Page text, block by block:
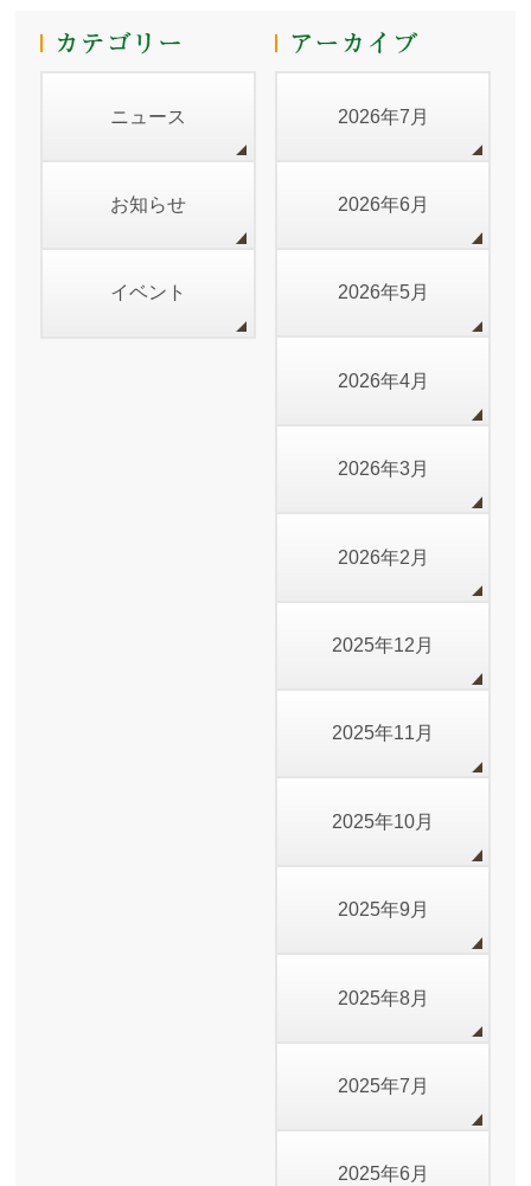
ニュース
お知らせ
イベント
2026年7月
2026年6月
2026年5月
2026年4月
2026年3月
2026年2月
2025年12月
2025年11月
2025年10月
2025年9月
2025年8月
2025年7月
2025年6月